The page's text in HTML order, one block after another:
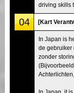
driving skills
04 [Kart
In Japan is
de gebruiker
zonder